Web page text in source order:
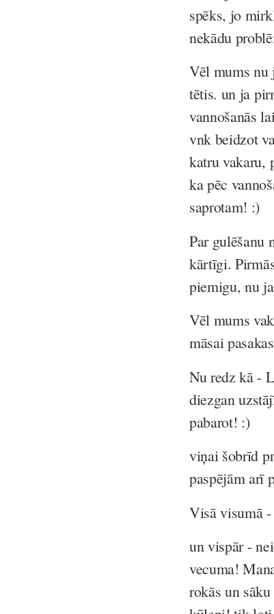
spēks, jo
nekādu
Vēl mums nu
tētis. un ja
vannošanās
vnk beidzot
katru vakaru,
ka pēc
saprotam! :)
Par gulēšanu
kārtīgi.
piemigu, nu
Vēl mums
māsai
Nu redz kā -
diezgan
pabarot! :)
viņai šobrīd
paspējām arī
Visā visumā
un vispār -
vecuma!
rokās un